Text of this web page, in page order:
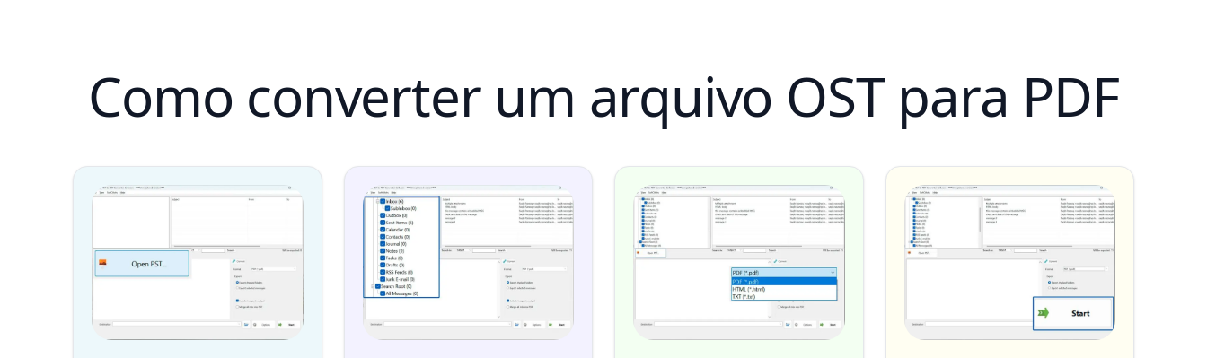
Como converter um arquivo OST para PDF